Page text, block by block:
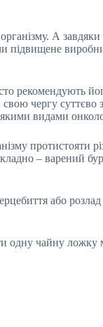
А
підвищене
рекомендують
чергу суттєво
видами
протистояти
– варений
або
одну чайну